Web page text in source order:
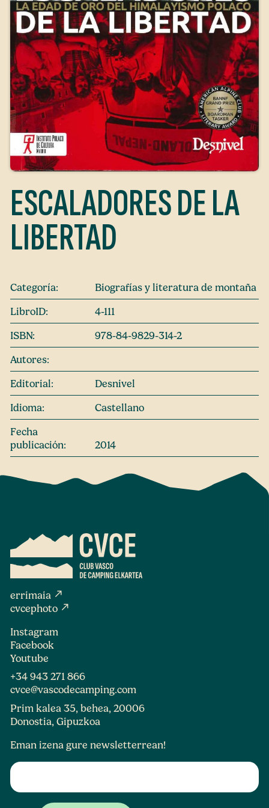
ESCALADORES DE LA
LIBERTAD
Categoría:
Biografías y literatura de montaña
LibroID:
4-111
ISBN:
978-84-9829-314-2
Autores:
Editorial:
Desnivel
Idioma:
Castellano
Fecha
publicación:
2014
errimaia north_east
cvcephoto north_east
Instagram
Facebook
Youtube
+34 943 271 866
cvce@vascodecamping.com
Prim kalea 35, behea, 20006
Donostia, Gipuzkoa
Eman izena gure newsletterrean!